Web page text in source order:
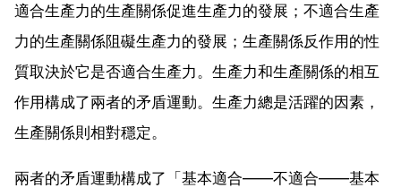
適合生產力的生產關係促進生產力的發展；不適合生產
力的生產關係阻礙生產力的發展；生產關係反作用的性
質取決於它是否適合生產力。生產力和生產關係的相互
作用構成了兩者的矛盾運動。生產力總是活躍的因素，
生產關係則相對穩定。
兩者的矛盾運動構成了「基本適合——不適合——基本